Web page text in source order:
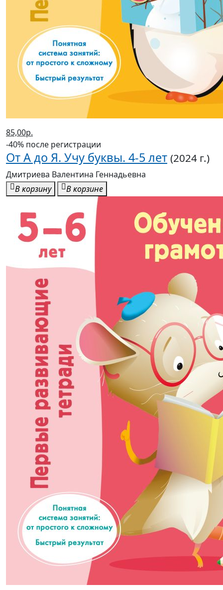
85,00р.
-40% после регистрации
От А до Я. Учу буквы. 4-5 лет (2024 г.)
Дмитриева Валентина Геннадьевна
В корзину
В корзине